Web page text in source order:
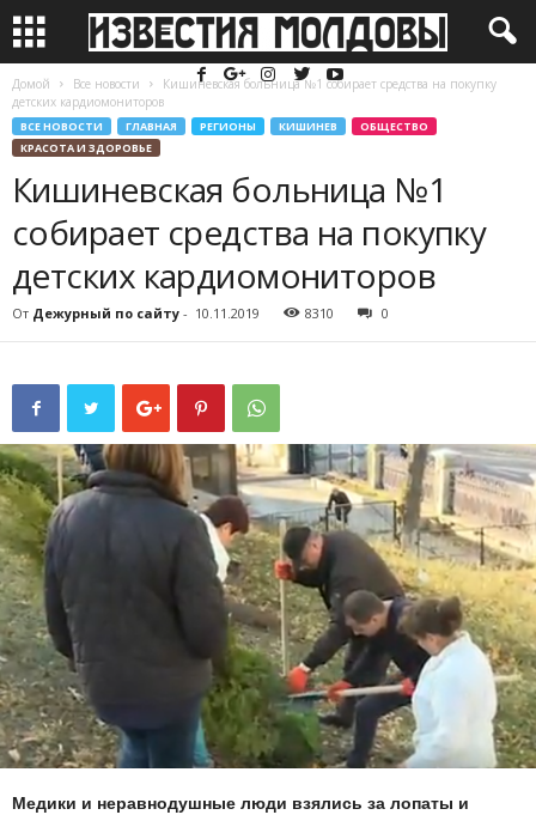
Домой Все новости
Кишиневская больница №1 собирает средства на покупку
детских кардиомониторов
ВСЕ НОВОСТИ ГЛАВНАЯ РЕГИОНЫ КИШИНЕВ
ОБЩЕСТВО
КРАСОТА И ЗДОРОВЬЕ
Кишиневская больница №1
собирает средства на покупку
детских кардиомониторов
От Дежурный по сайту - 10.11.2019 8310 0
Медики и неравнодушные люди взялись за лопаты и